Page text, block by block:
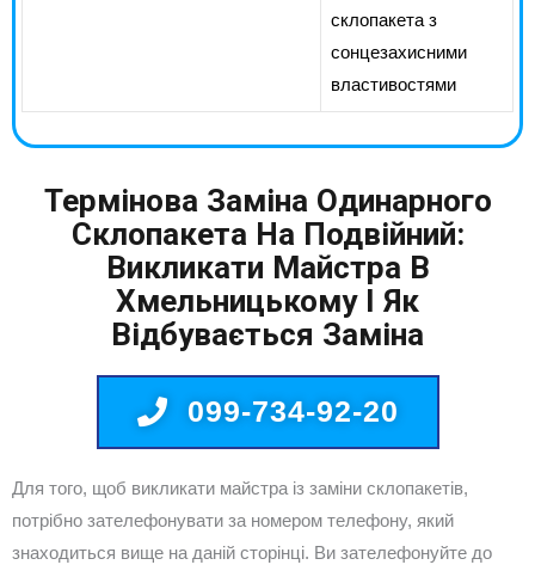
склопакета з
сонцезахисними
властивостями
Термінова Заміна Одинарного
Склопакета На Подвійний:
Викликати Майстра В
Хмельницькому І Як
Відбувається Заміна
099-734-92-20
Для того, щоб викликати майстра із заміни склопакетів,
потрібно зателефонувати за номером телефону, який
знаходиться вище на даній сторінці. Ви зателефонуйте до